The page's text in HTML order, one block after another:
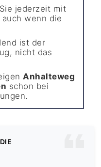
jederzeit mit
wenn die
ist der
nicht das
Anhalteweg
schon bei